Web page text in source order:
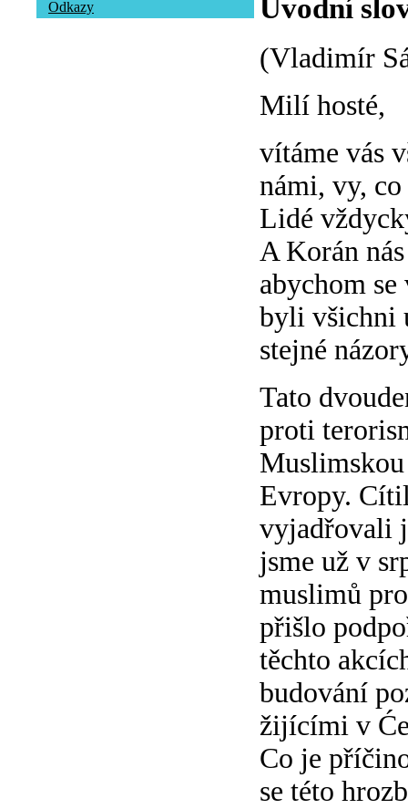
Odkazy
Úvodní
(Vladimír
Milí hosté,
vítáme vás
námi, vy, co
Lidé
A Korán
abychom
byli všichni
stejné
Tato
proti
Evropy.
vyjadřovali
jsme už v
muslimů
přišlo
těchto
budování
žijícími v
Co je
se této